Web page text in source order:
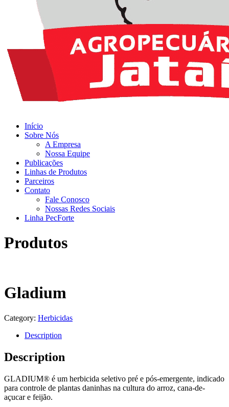
Início
Sobre Nós
A Empresa
Nossa Equipe
Publicações
Linhas de Produtos
Parceiros
Contato
Fale Conosco
Nossas Redes Sociais
Linha PecForte
Produtos
Gladium
Category: Herbicidas
Description
Description
GLADIUM® é um herbicida seletivo pré e pós-emergente, indicado
para controle de plantas daninhas na cultura do arroz, cana-de-
açucar e feijão.